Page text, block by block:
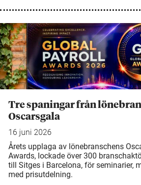
Tre spaningar från
Oscarsgala
16 juni 2026
Årets upplaga av lönebranschens
Awards, lockade över 300
till Sitges i Barcelona, för seminarier,
med prisutdelning.